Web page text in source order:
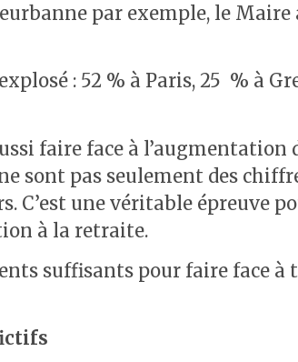
par exemple, le Maire
: 52 % à Paris, 25 % à
faire face à l’augmentation
sont pas seulement des
une véritable épreuve
à la retraite.
suffisants pour faire face à